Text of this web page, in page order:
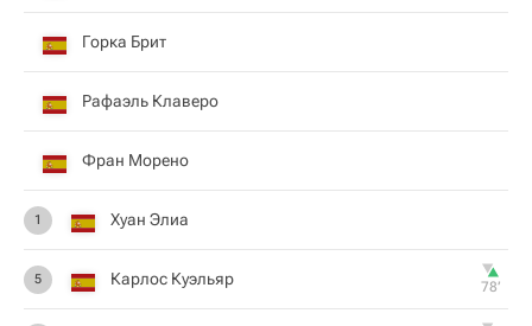
Горка Брит
Рафаэль Клаверо
Фран Морено
1 Хуан Элиа
5 Карлос Куэльяр 78‎’‎